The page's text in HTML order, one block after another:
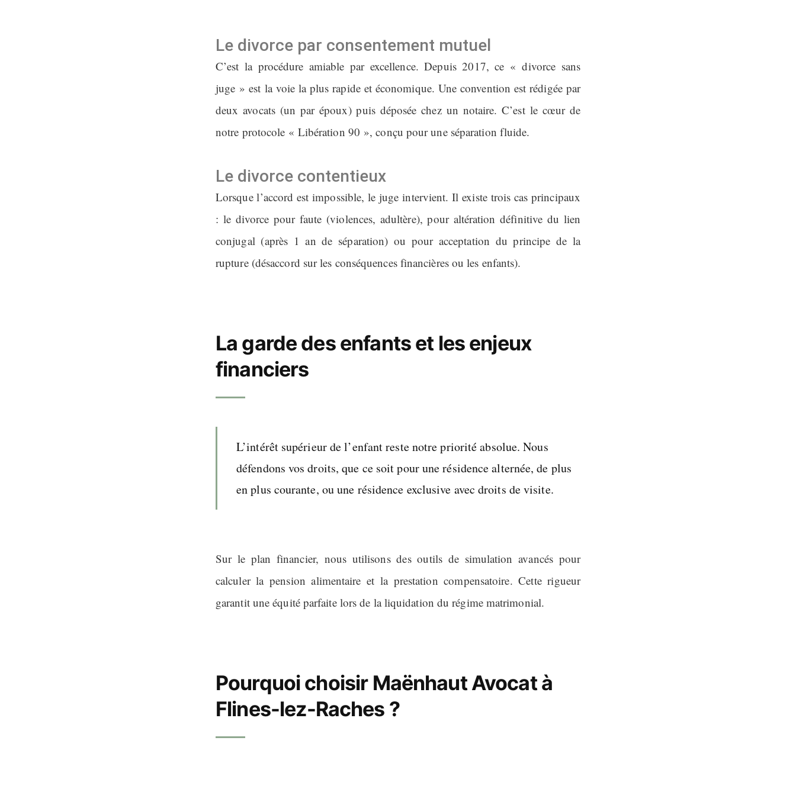
Le divorce par consentement mutuel
C’est la procédure amiable par excellence. Depuis 2017, ce « divorce sans
juge » est la voie la plus rapide et économique. Une convention est rédigée par
deux avocats (un par époux) puis déposée chez un notaire. C’est le cœur de
notre protocole « Libération 90 », conçu pour une séparation fluide.
Le divorce contentieux
Lorsque l’accord est impossible, le juge intervient. Il existe trois cas principaux
: le divorce pour faute (violences, adultère), pour altération définitive du lien
conjugal (après 1 an de séparation) ou pour acceptation du principe de la
rupture (désaccord sur les conséquences financières ou les enfants).
La garde des enfants et les enjeux
financiers
L’intérêt supérieur de l’enfant reste notre priorité absolue. Nous
défendons vos droits, que ce soit pour une résidence alternée, de plus
en plus courante, ou une résidence exclusive avec droits de visite.
Sur le plan financier, nous utilisons des outils de simulation avancés pour
calculer la pension alimentaire et la prestation compensatoire. Cette rigueur
garantit une équité parfaite lors de la liquidation du régime matrimonial.
Pourquoi choisir Maënhaut Avocat à
Flines-lez-Raches ?